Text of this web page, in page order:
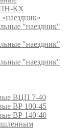
КХ
"наездник"
"наездник"
"наездник"
ВЦП 7-40
ВР 100-45
ВР 140-40